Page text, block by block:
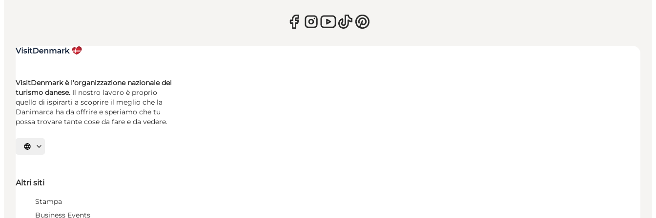
VisitDenmark è l’organizzazione nazionale del
turismo danese. Il nostro lavoro è proprio
quello di ispirarti a scoprire il meglio che la
Danimarca ha da offrire e speriamo che tu
possa trovare tante cose da fare e da vedere.
Seleziona la lingua
Altri siti
Stampa
Business Events